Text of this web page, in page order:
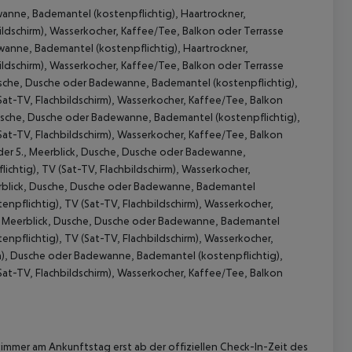
Bademantel (kostenpflichtig), Haartrockner,
Wasserkocher, Kaffee/Tee, Balkon oder Terrasse
Bademantel (kostenpflichtig), Haartrockner,
Wasserkocher, Kaffee/Tee, Balkon oder Terrasse
Dusche oder Badewanne, Bademantel (kostenpflichtig),
TV, Flachbildschirm), Wasserkocher, Kaffee/Tee, Balkon
Dusche oder Badewanne, Bademantel (kostenpflichtig),
TV, Flachbildschirm), Wasserkocher, Kaffee/Tee, Balkon
5., Meerblick, Dusche, Dusche oder Badewanne,
TV (Sat-TV, Flachbildschirm), Wasserkocher,
Dusche, Dusche oder Badewanne, Bademantel
TV (Sat-TV, Flachbildschirm), Wasserkocher,
Dusche, Dusche oder Badewanne, Bademantel
TV (Sat-TV, Flachbildschirm), Wasserkocher,
Dusche oder Badewanne, Bademantel (kostenpflichtig),
TV, Flachbildschirm), Wasserkocher, Kaffee/Tee, Balkon
am Ankunftstag erst ab der offiziellen Check-In-Zeit des
akzeptieren